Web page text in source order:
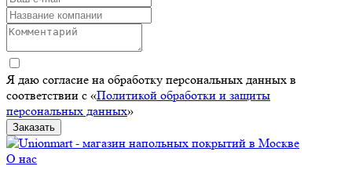
Я даю согласие на обработку персональных данных в
соответствии с «Политикой обработки и защиты
персональных данных»
Заказать
О нас